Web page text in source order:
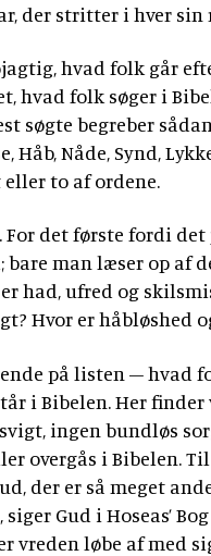
der stritter i hver
hvad folk går
hvad folk søger i
søgte begreber
Håb, Nåde, Synd,
eller to af ordene.
For det første fordi
man læser op af
had, ufred og
Hvor er håbløshed
på listen – hvad
i Bibelen. Her
ingen bundløs
overgås i Bibelen.
der er så meget
Gud i Hoseas’
vreden løbe af med